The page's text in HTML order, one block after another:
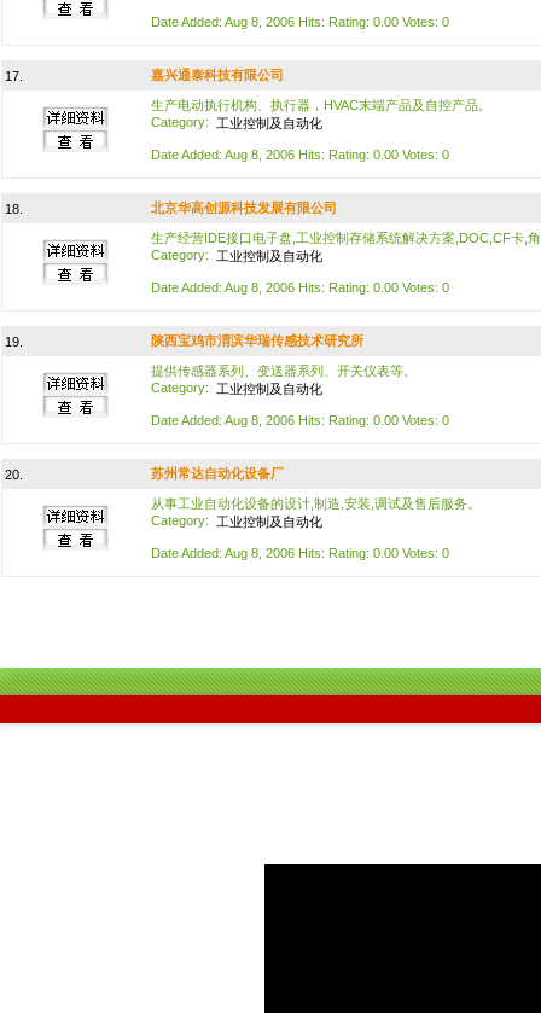
Date Added: Aug 8, 2006 Hits: Rating: 0.00 Votes: 0
17. 嘉兴通泰科技有限公司
生产电动执行机构、执行器，HVAC末端产品及自控产品。
Category: 工业控制及自动化
Date Added: Aug 8, 2006 Hits: Rating: 0.00 Votes: 0
18. 北京华高创源科技发展有限公司
生产经营IDE接口电子盘,工业控制存储系统解决方案,DOC,CF卡,
Category: 工业控制及自动化
Date Added: Aug 8, 2006 Hits: Rating: 0.00 Votes: 0
19. 陕西宝鸡市渭滨华瑞传感技术研究所
提供传感器系列、变送器系列、开关仪表等。
Category: 工业控制及自动化
Date Added: Aug 8, 2006 Hits: Rating: 0.00 Votes: 0
20. 苏州常达自动化设备厂
从事工业自动化设备的设计,制造,安装,调试及售后服务。
Category: 工业控制及自动化
Date Added: Aug 8, 2006 Hits: Rating: 0.00 Votes: 0